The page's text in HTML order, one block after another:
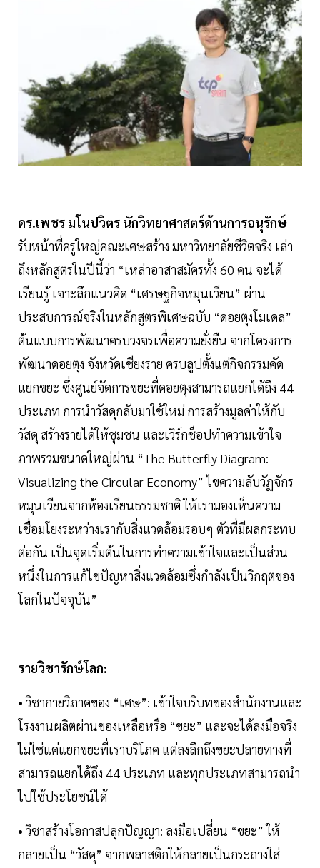
ดร.เพชร มโนปวิตร นักวิทยาศาสตร์ด้านการอนุรักษ์
รับหน้าที่ครูใหญ่คณะเศษสร้าง มหาวิทยาลัยชีวิตจริง เล่า
ถึงหลักสูตรในปีนี้ว่า “เหล่าอาสาสมัครทั้ง 60 คน จะได้
เรียนรู้ เจาะลึกแนวคิด “เศรษฐกิจหมุนเวียน” ผ่าน
ประสบการณ์จริงในหลักสูตรพิเศษฉบับ “ดอยตุงโมเดล”
ต้นแบบการพัฒนาครบวงจรเพื่อความยั่งยืน จากโครงการ
พัฒนาดอยตุง จังหวัดเชียงราย ครบลูปตั้งแต่กิจกรรมคัด
แยกขยะ ซึ่งศูนย์จัดการขยะที่ดอยตุงสามารถแยกได้ถึง 44
ประเภท การนำวัสดุกลับมาใช้ใหม่ การสร้างมูลค่าให้กับ
วัสดุ สร้างรายได้ให้ชุมชน และเวิร์กช็อปทำความเข้าใจ
ภาพรวมขนาดใหญ่ผ่าน “The Butterfly Diagram:
Visualizing the Circular Economy” ไขความลับวัฏจักร
หมุนเวียนจากห้องเรียนธรรมชาติ ให้เรามองเห็นความ
เชื่อมโยงระหว่างเรากับสิ่งแวดล้อมรอบๆ ตัวที่มีผลกระทบ
ต่อกัน เป็นจุดเริ่มต้นในการทำความเข้าใจและเป็นส่วน
หนึ่งในการแก้ไขปัญหาสิ่งแวดล้อมซึ่งกำลังเป็นวิกฤตของ
โลกในปัจจุบัน”
รายวิชารักษ์โลก:
• วิชากายวิภาคของ “เศษ”: เข้าใจบริบทของสำนักงานและ
โรงงานผลิตผ่านของเหลือหรือ “ขยะ” และจะได้ลงมือจริง
ไม่ใช่แค่แยกขยะที่เราบริโภค แต่ลงลึกถึงขยะปลายทางที่
สามารถแยกได้ถึง 44 ประเภท และทุกประเภทสามารถนำ
ไปใช้ประโยชน์ได้
• วิชาสร้างโอกาสปลุกปัญญา: ลงมือเปลี่ยน “ขยะ” ให้
กลายเป็น “วัสดุ” จากพลาสติกให้กลายเป็นกระถางใส่